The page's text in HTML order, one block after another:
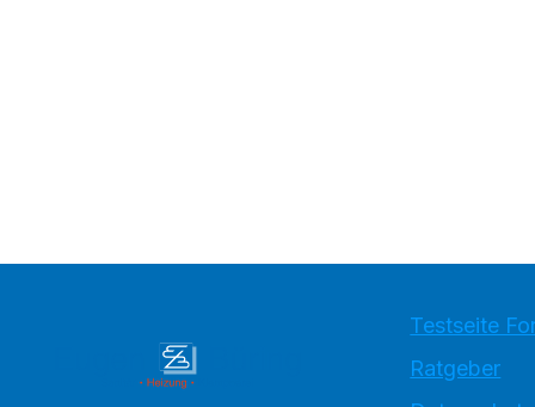
Testseite
Ratgeber